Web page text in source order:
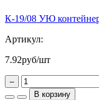
К-19/08 УЮ
Артикул:
7.92руб/шт
–
В корзину